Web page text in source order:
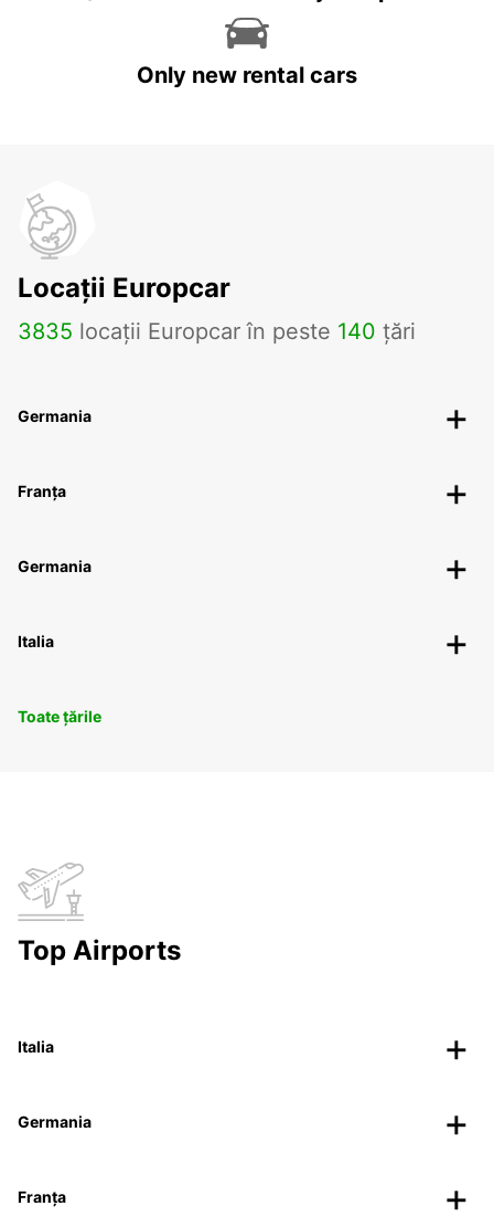
Only new rental cars
Locații Europcar
3835 locații Europcar în peste 140 țări
Germania
Franța
Germania
Italia
Toate țările
Top Airports
Italia
Germania
Franța